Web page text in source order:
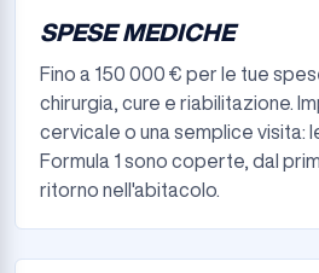
SPESE MEDICHE
Fino a 150 000 € per le tue
chirurgia, cure e riabilitazione.
cervicale o una semplice visita:
Formula 1 sono coperte, dal
ritorno nell'abitacolo.